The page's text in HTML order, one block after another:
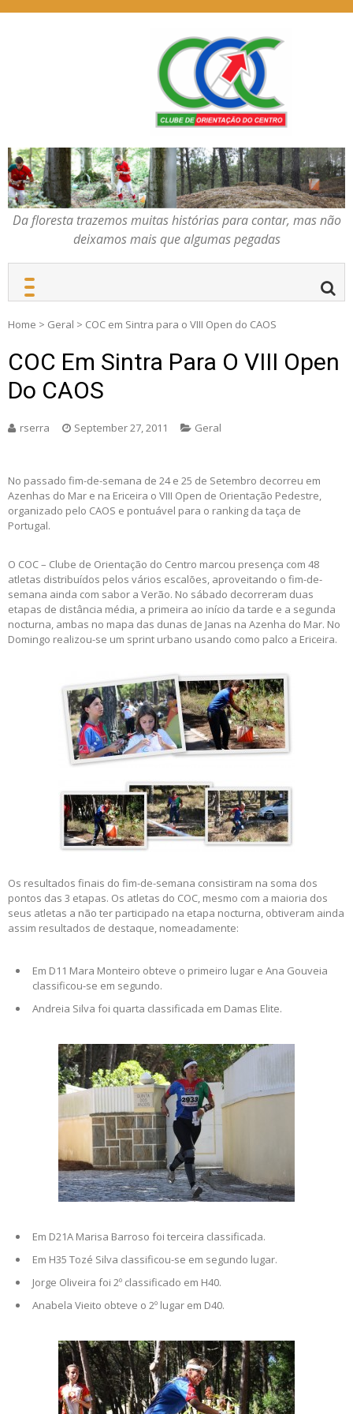
COC – CLUBE DE
ORIENTAÇÃO DO
CENTRO
Da floresta trazemos
muitas histórias para
contar, mas não deixamos
mais que algumas
pegadas
Da floresta trazemos muitas histórias para contar, mas não
deixamos mais que algumas pegadas
Home > Geral > COC em Sintra para o VIII Open do CAOS
COC Em Sintra Para O VIII Open
Do CAOS
rserra September 27, 2011 Geral
No passado fim-de-semana de 24 e 25 de Setembro decorreu em
Azenhas do Mar e na Ericeira o VIII Open de Orientação Pedestre,
organizado pelo CAOS e pontuável para o ranking da taça de
Portugal.
O COC – Clube de Orientação do Centro marcou presença com 48
atletas distribuídos pelos vários escalões, aproveitando o fim-de-
semana ainda com sabor a Verão. No sábado decorreram duas
etapas de distância média, a primeira ao início da tarde e a segunda
nocturna, ambas no mapa das dunas de Janas na Azenha do Mar. No
Domingo realizou-se um sprint urbano usando como palco a Ericeira.
Os resultados finais do fim-de-semana consistiram na soma dos
pontos das 3 etapas. Os atletas do COC, mesmo com a maioria dos
seus atletas a não ter participado na etapa nocturna, obtiveram ainda
assim resultados de destaque, nomeadamente:
Em D11 Mara Monteiro obteve o primeiro lugar e Ana Gouveia
classificou-se em segundo.
Andreia Silva foi quarta classificada em Damas Elite.
Em D21A Marisa Barroso foi terceira classificada.
Em H35 Tozé Silva classificou-se em segundo lugar.
Jorge Oliveira foi 2º classificado em H40.
Anabela Vieito obteve o 2º lugar em D40.